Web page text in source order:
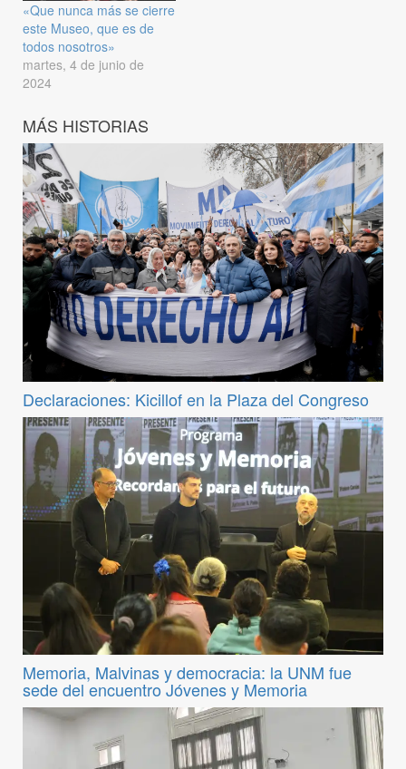
«Que nunca más se cierre
este Museo, que es de
todos nosotros»
martes, 4 de junio de
2024
MÁS HISTORIAS
Declaraciones: Kicillof en la Plaza del Congreso
Memoria, Malvinas y democracia: la UNM fue
sede del encuentro Jóvenes y Memoria